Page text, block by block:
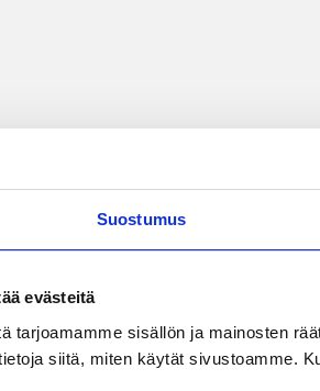
Suostumus
evästeitä
tarjoamamme sisällön ja mainosten
siitä, miten käytät sivustoamme.